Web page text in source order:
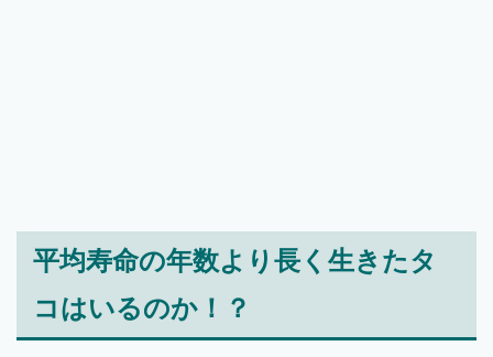
平均寿命の年数より長く生きたタ
コはいるのか！？